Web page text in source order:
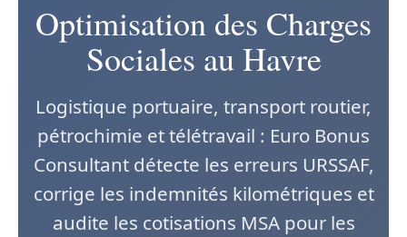
Optimisation des Charges
Sociales au Havre
Logistique portuaire, transport routier,
pétrochimie et télétravail : Euro Bonus
Consultant détecte les erreurs URSSAF,
corrige les indemnités kilométriques et
audite les cotisations MSA pour les